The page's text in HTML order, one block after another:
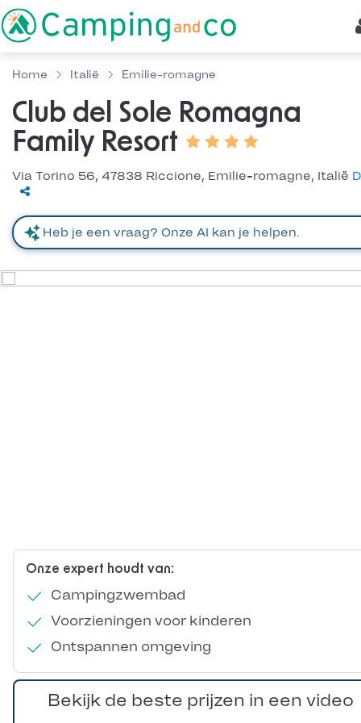
Home Italië Emilie-romagne
Club del Sole Romagna
Family Resort
Via Torino 56, 47838 Riccione, Emilie-romagne, Italië
Onze expert houdt van:
Campingzwembad
Voorzieningen voor kinderen
Ontspannen omgeving
Bekijk de beste prijzen in een video